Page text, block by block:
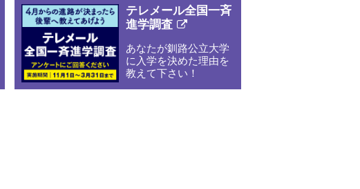
用試験日程
した
テレメール全国一斉
進学調査
規
ペ
ー
ジ
あなたが釧路公立大学
に入学を決めた理由を
教えて下さい！